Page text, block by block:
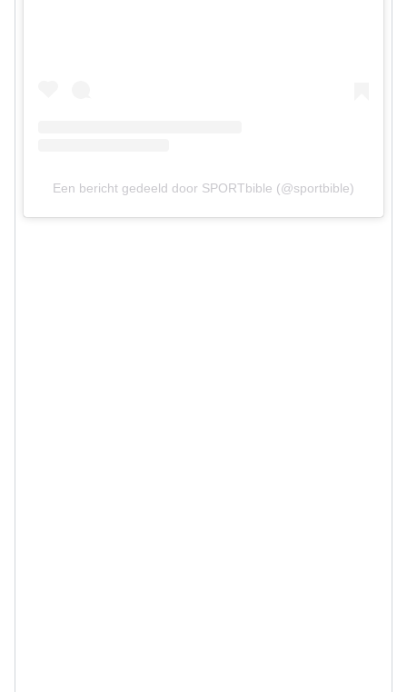
Een bericht gedeeld door SPORTbible (@sportbible)